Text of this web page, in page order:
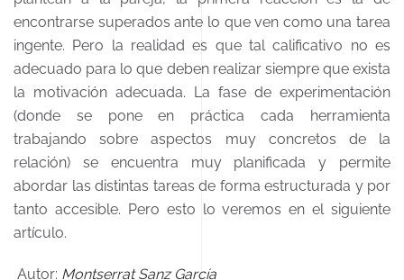
encontrarse superados ante lo que ven como una tarea
ingente. Pero la realidad es que tal calificativo no es
adecuado para lo que deben realizar siempre que exista
la motivación adecuada. La fase de experimentación
(donde se pone en práctica cada herramienta
trabajando sobre aspectos muy concretos de la
relación) se encuentra muy planificada y permite
abordar las distintas tareas de forma estructurada y por
tanto accesible. Pero esto lo veremos en el siguiente
artículo.
Autor: Montserrat Sanz García